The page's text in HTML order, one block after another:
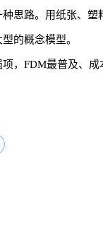
思路。用纸张、
的概念模型。
，FDM最普及、成